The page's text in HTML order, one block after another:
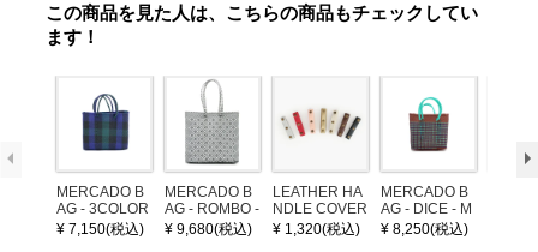
この商品を見た人は、こちらの商品もチェックしてい
ます！
MERCADO B
AG - 3COLOR
S CHECK - Bl
ack / Dark Gre
¥ 7,150(税込)
MERCADO B
AG - ROMBO -
LONG HANDL
E - Silver / Whi
¥ 9,680(税込)
LEATHER HA
NDLE COVER
¥ 1,320(税込)
MERCADO B
AG - DICE - M
OSAIC - Copp
er / Navy / Mint
¥ 8,250(税込)